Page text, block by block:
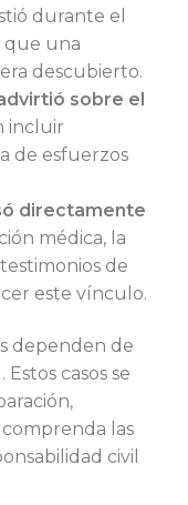
durante el
que una
descubierto.
sobre el
incluir
de esfuerzos
directamente
médica, la
de
este vínculo.
dependen de
casos se
las
civil